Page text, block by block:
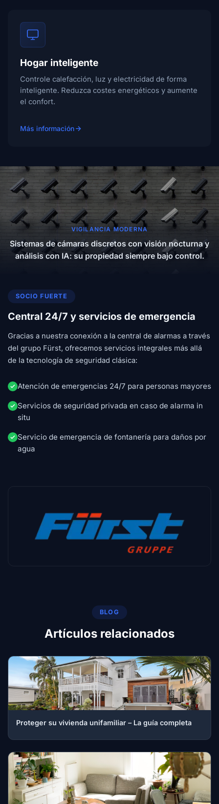
Hogar inteligente
Controle calefacción, luz y electricidad de forma
inteligente. Reduzca costes energéticos y aumente
el confort.
Más información
VIGILANCIA MODERNA
Sistemas de cámaras discretos con visión nocturna y
análisis con IA: su propiedad siempre bajo control.
SOCIO FUERTE
Central 24/7 y servicios de emergencia
Gracias a nuestra conexión a la central de alarmas a través
del grupo Fürst, ofrecemos servicios integrales más allá
de la tecnología de seguridad clásica:
Atención de emergencias 24/7 para personas mayores
Servicios de seguridad privada en caso de alarma in
situ
Servicio de emergencia de fontanería para daños por
agua
BLOG
Artículos relacionados
Proteger su vivienda unifamiliar – La guía completa